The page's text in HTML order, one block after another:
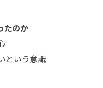
たのか
という意識